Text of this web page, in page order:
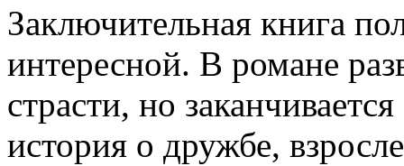
Заключительная книга
интересной. В романе
страсти, но
история о дружбе,